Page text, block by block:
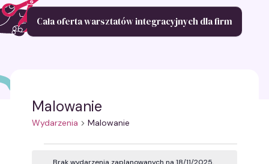
Cała oferta warsztatów integracyjnych dla firm
Malowanie
Wydarzenia Malowanie
Wydarzenia